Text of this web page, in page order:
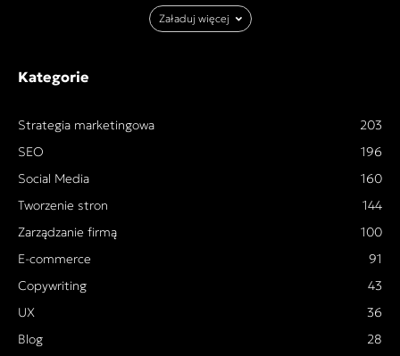
Załaduj więcej
Kategorie
Strategia marketingowa
203
SEO
196
Social Media
160
Tworzenie stron
144
Zarządzanie firmą
100
E-commerce
91
Copywriting
43
UX
36
Blog
28